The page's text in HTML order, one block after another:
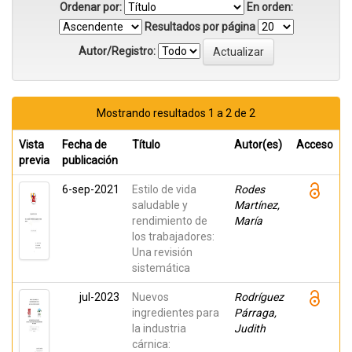
Ordenar por:
En orden:
Resultados por página
Autor/Registro:
Mostrando resultados 1 a 2 de 2
Vista
previa
Fecha de
publicación
Título Autor(es) Acceso
6-sep-2021
Estilo de vida
saludable y
rendimiento de
los trabajadores:
Una revisión
sistemática
Rodes
Martínez,
María
jul-2023
Nuevos
ingredientes para
la industria
cárnica:
Rodríguez
Párraga,
Judith